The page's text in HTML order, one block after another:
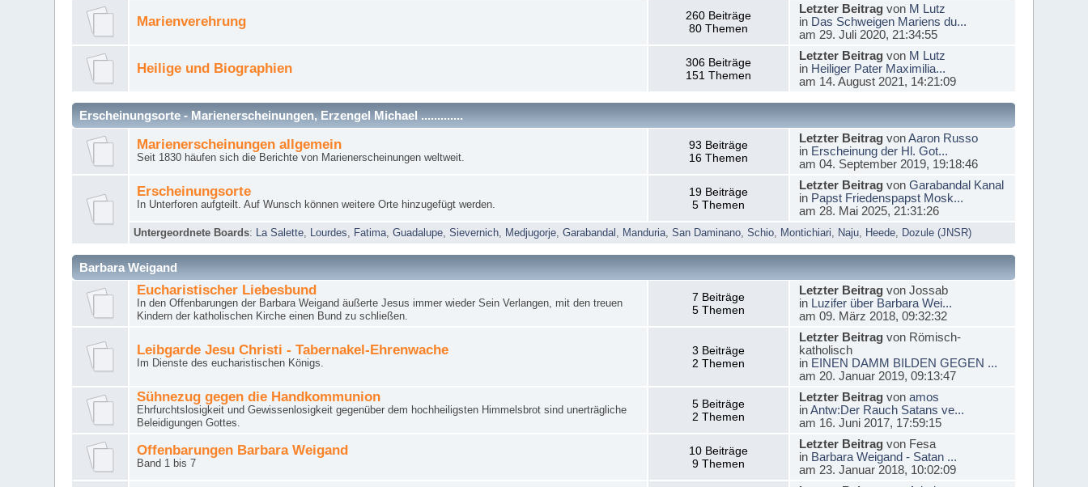
Marienverehrung
260 Beiträge
80 Themen
Letzter Beitragvon M Lutz
in Das Schweigen Mariens du...
am 29. Juli 2020, 21:34:55
Heilige und Biographien
306 Beiträge
151 Themen
Letzter Beitragvon M Lutz
in Heiliger Pater Maximilia...
am 14. August 2021, 14:21:09
Erscheinungsorte - Marienerscheinungen, Erzengel Michael .............
Marienerscheinungen allgemein
Seit 1830 häufen sich die Berichte von Marienerscheinungen weltweit.
93 Beiträge
16 Themen
Letzter BeitragvonAaron Russo
in Erscheinung der Hl. Got...
am 04. September 2019, 19:18:46
Erscheinungsorte
In Unterforen aufgteilt. Auf Wunsch können weitere Orte hinzugefügt werden.
19 Beiträge
5 Themen
Letzter Beitragvon Garabandal Kanal
in Papst Friedenspapst Mosk...
am 28. Mai 2025, 21:31:26
Untergeordnete Boards: La Salette Lourdes Fatima ,Guadalupe ,Sievernich Medjugorje ,Garabandal Manduria ,San Daminano ,Schio Montichiari Naju Heede Dozule (JNSR)
Barbara Weigand
Eucharistischer Liebesbund
In den Offenbarungen der Barbara Weigand äußerte Jesus immer wieder Sein Verlangen, mit den treuen
Kindern der katholischen Kirche einen Bund zu schließen.
7 Beiträge
5 Themen
Letzter Beitragvon Jossab
in Luzifer über Barbara Wei...
am 09. März 2018, 09:32:32
Leibgarde Jesu Christi - Tabernakel-Ehrenwache
Im Dienste des eucharistischen Königs.
3 Beiträge
2 Themen
Letzter Beitragvon Römisch-
katholisch
in EINEN DAMM BILDEN GEGEN ...
am 20. Januar 2019, 09:13:47
Sühnezug gegen die Handkommunion
Ehrfurchtslosigkeit und Gewissenlosigkeit gegenüber dem hochheiligsten Himmelsbrot sind unerträgliche
Beleidigungen Gottes.
5 Beiträge
2 Themen
Letzter Beitragvon amos
inAntw:Der Rauch Satans ve...
am 16. Juni 2017, 17:59:15
Offenbarungen Barbara Weigand
Band 1 bis 7
10 Beiträge
9 Themen
Letzter Beitragvon Fesa
in Barbara Weigand - Satan ...
am 23. Januar 2018, 10:02:09